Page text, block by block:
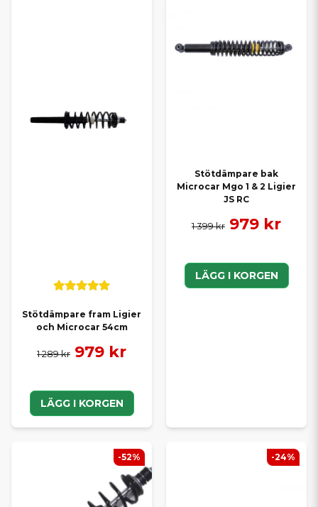
Stötdämpare fram Ligier
och Microcar 54cm
1 289 kr 979 kr
LÄGG I KORGEN
Stötdämpare bak
Microcar Mgo 1 & 2 Ligier
JS RC
1 399 kr 979 kr
LÄGG I KORGEN
-52% -24%